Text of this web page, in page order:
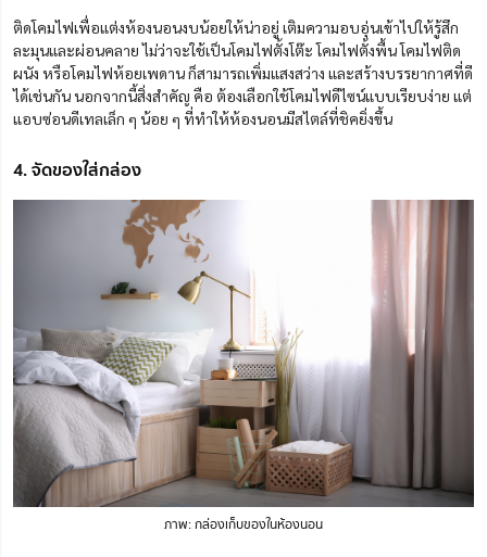
ติดโคมไฟเพื่อแต่งห้องนอนงบน้อยให้น่าอยู่ เติมความอบอุ่นเข้าไปให้รู้สึก
ละมุนและผ่อนคลาย ไม่ว่าจะใช้เป็นโคมไฟตั้งโต๊ะ โคมไฟตั้งพื้น โคมไฟติด
ผนัง หรือโคมไฟห้อยเพดาน ก็สามารถเพิ่มแสงสว่าง และสร้างบรรยากาศที่ดี
ได้เช่นกัน นอกจากนี้สิ่งสำคัญ คือ ต้องเลือกใช้โคมไฟดีไซน์แบบเรียบง่าย แต่
แอบซ่อนดีเทลเล็ก ๆ น้อย ๆ ที่ทำให้ห้องนอนมีสไตล์ที่ชิคยิ่งขึ้น
4. จัดของใส่กล่อง
ภาพ: กล่องเก็บของในห้องนอน